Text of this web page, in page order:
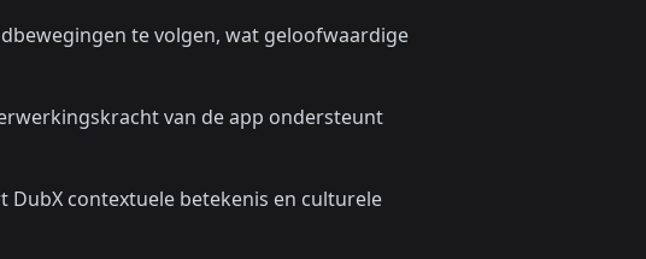
te volgen, wat geloofwaardige
van de app ondersteunt
contextuele betekenis en culturele